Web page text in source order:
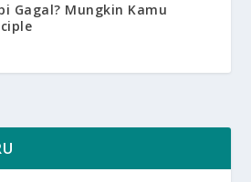
Gagal? Mungkin Kamu